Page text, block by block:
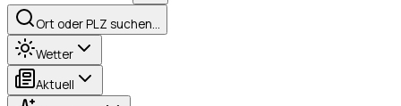
Ort oder PLZ suchen…
Wetter
Aktuell